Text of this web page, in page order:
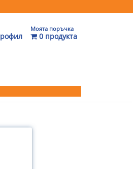
Моята поръчка
0 продукта